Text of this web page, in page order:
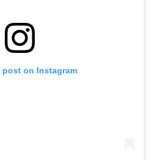
post on Instagram